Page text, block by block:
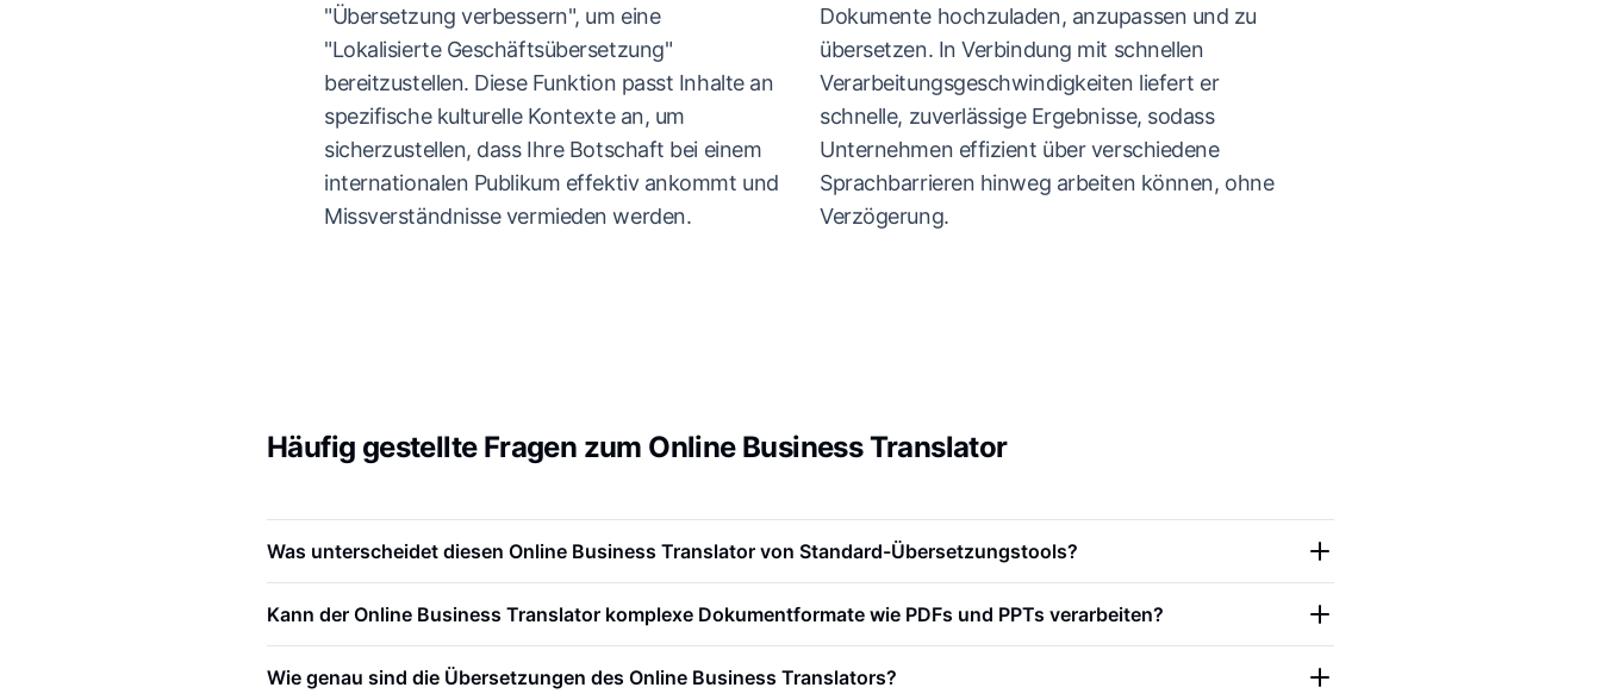
"Übersetzung verbessern", um eine
"Lokalisierte Geschäftsübersetzung"
bereitzustellen. Diese Funktion passt Inhalte an
spezifische kulturelle Kontexte an, um
sicherzustellen, dass Ihre Botschaft bei einem
internationalen Publikum effektiv ankommt und
Missverständnisse vermieden werden.
Dokumente hochzuladen, anzupassen und zu
übersetzen. In Verbindung mit schnellen
Verarbeitungsgeschwindigkeiten liefert er
schnelle, zuverlässige Ergebnisse, sodass
Unternehmen effizient über verschiedene
Sprachbarrieren hinweg arbeiten können, ohne
Verzögerung.
Häufig gestellte Fragen zum Online Business Translator
Was unterscheidet diesen Online Business Translator von Standard-Übersetzungstools?
Kann der Online Business Translator komplexe Dokumentformate wie PDFs und PPTs verarbeiten?
Wie genau sind die Übersetzungen des Online Business Translators?